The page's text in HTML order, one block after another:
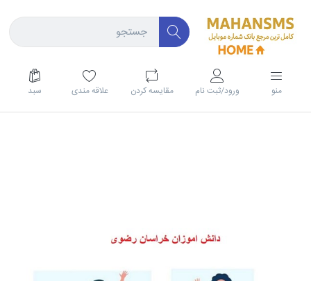
منو ورود/ثبت نام مقايسه كردن علاقه مندی سبد